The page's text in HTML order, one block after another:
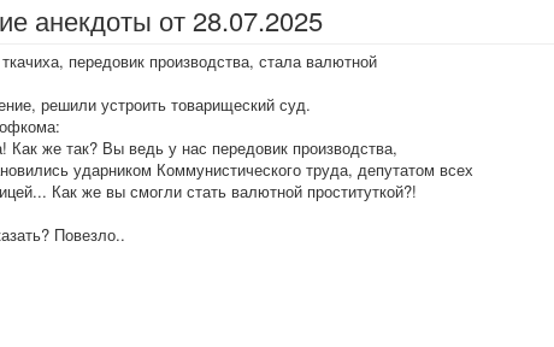
анекдоты от 28.07.2025
передовик производства, стала валютной
решили устроить товарищеский суд.
Как же так? Вы ведь у нас передовик производства,
ударником Коммунистического труда, депутатом всех
Как же вы смогли стать валютной проституткой?!
Повезло..